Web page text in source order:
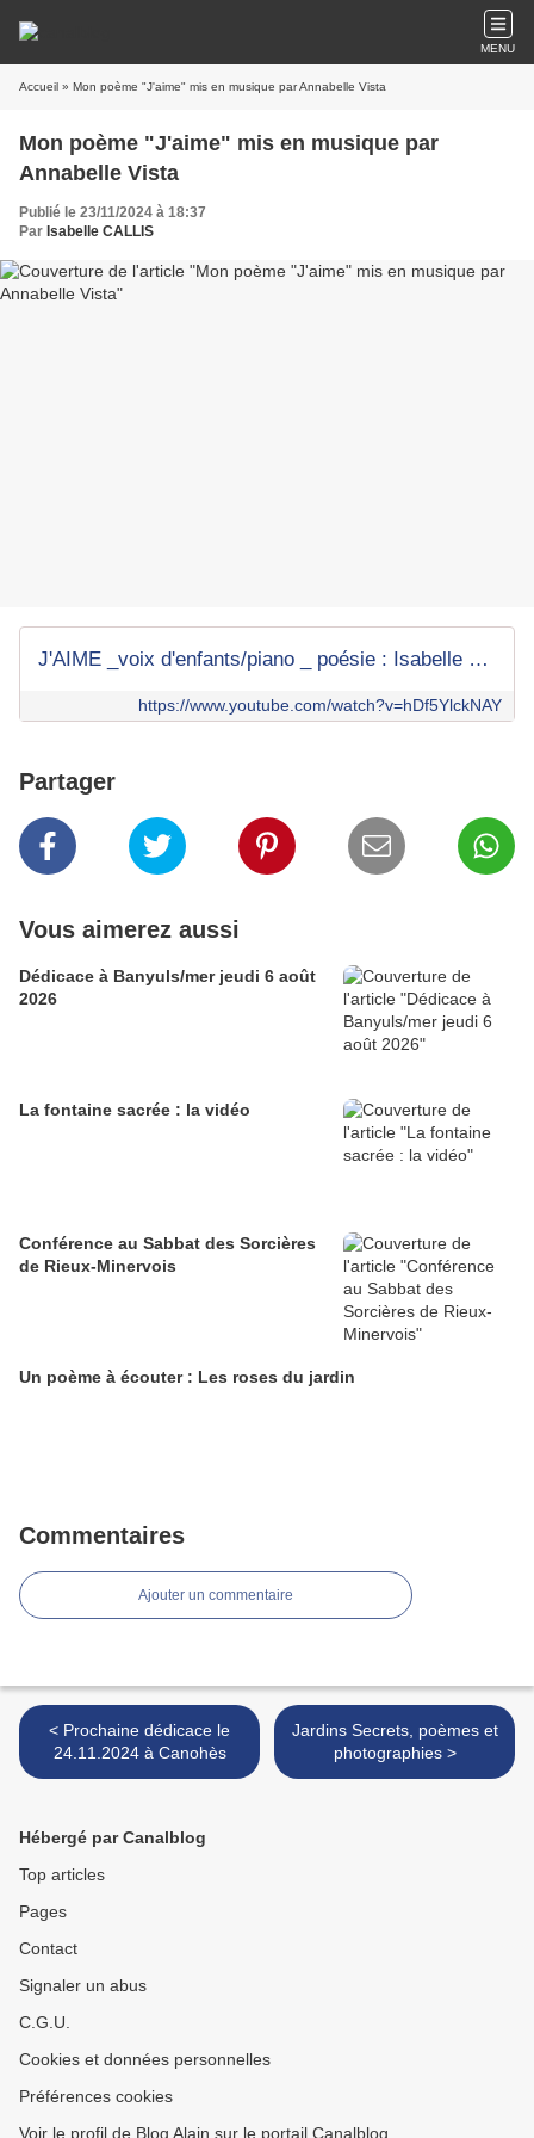
MENU
Accueil » Mon poème "J'aime" mis en musique par Annabelle Vista
Mon poème "J'aime" mis en musique par
Annabelle Vista
Publié le 23/11/2024 à 18:37
Par Isabelle CALLIS
J'AIME _voix d'enfants/piano _ poésie : Isabelle Callis-Sabot
https://www.youtube.com/watch?v=hDf5YlckNAY
Partager
Vous aimerez aussi
Dédicace à Banyuls/mer jeudi 6 août
2026
La fontaine sacrée : la vidéo
Conférence au Sabbat des Sorcières
de Rieux-Minervois
Un poème à écouter : Les roses du jardin
Commentaires
Ajouter un commentaire
< Prochaine dédicace le
24.11.2024 à Canohès
Jardins Secrets, poèmes et
photographies >
Hébergé par Canalblog
Top articles
Pages
Contact
Signaler un abus
C.G.U.
Cookies et données personnelles
Préférences cookies
Voir le profil de Blog Alain sur le portail Canalblog